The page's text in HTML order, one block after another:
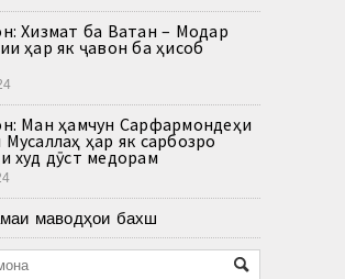
Хизмат ба Ватан – Модар
ҳар як ҷавон ба ҳисоб
Ман ҳамчун Сарфармондеҳи
ҳар як сарбозро
худ дӯст медорам
маводҳои бахш